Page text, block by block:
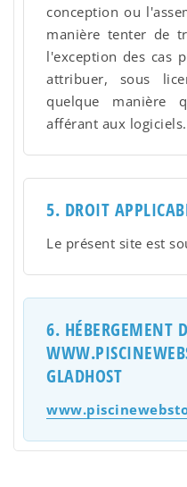
conception ou
manière tenter de
l'exception des cas
attribuer, sous
quelque
afférant aux logiciels.
5. DROIT
Le présent site est
6. HÉBERGEMENT
GLADHOST